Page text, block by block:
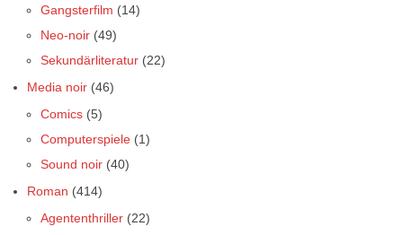
Gangsterfilm (14)
Neo-noir (49)
Sekundärliteratur (22)
Media noir (46)
Comics (5)
Computerspiele (1)
Sound noir (40)
Roman (414)
Agententhriller (22)